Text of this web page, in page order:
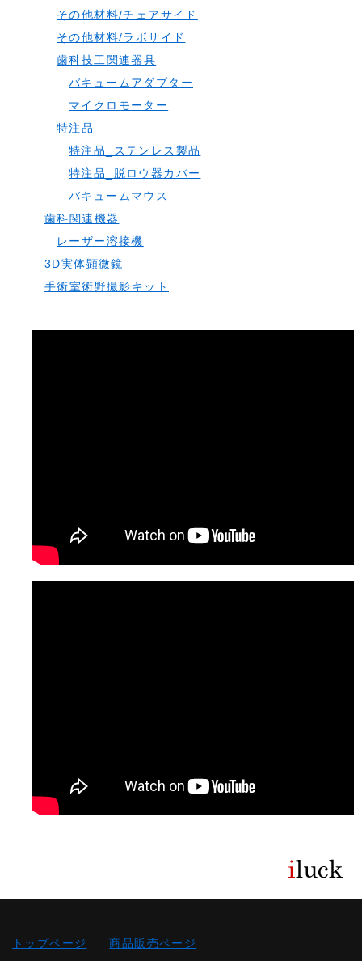
その他材料/チェアサイド
その他材料/ラボサイド
歯科技工関連器具
バキュームアダプター
マイクロモーター
特注品
特注品_ステンレス製品
特注品_脱ロウ器カバー
バキュームマウス
歯科関連機器
レーザー溶接機
3D実体顕微鏡
手術室術野撮影キット
トップページ 商品販売ページ